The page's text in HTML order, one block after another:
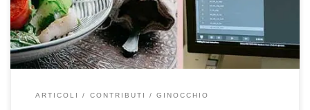
ginocchio e anca a Roma. Immergiamoci “fino alle ginocchia” in
[…]
ARTICOLI CONTRIBUTI GINOCCHIO